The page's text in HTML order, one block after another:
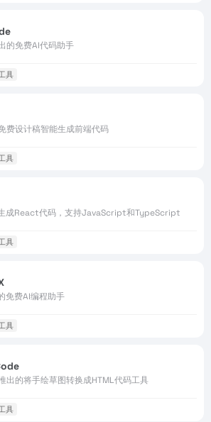
的免费AI代码助手
具
费设计稿智能生成前端代码
具
成React代码，支持JavaScript和TypeScript
具
免费AI编程助手
具
出的将手绘草图转换成HTML代码工具
具